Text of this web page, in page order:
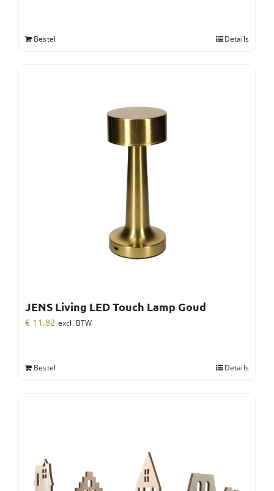
Bestel Details
JENS Living LED Touch Lamp Goud
€ 11,82 excl. BTW
Bestel Details